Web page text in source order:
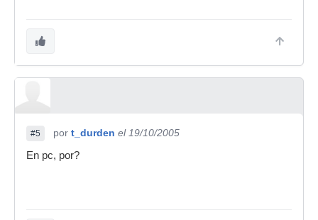
#5 por t_durden el 19/10/2005
En pc, por?